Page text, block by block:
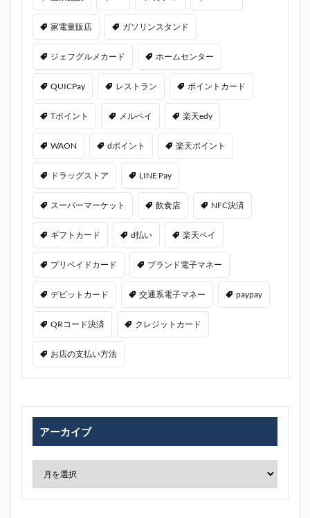
家電量販店 ガソリンスタンド
ジェフグルメカード ホームセンター
QUICPay レストラン ポイントカード
Tポイント メルペイ 楽天edy
WAON dポイント 楽天ポイント
ドラッグストア LINE Pay
スーパーマーケット 飲食店 NFC決済
ギフトカード d払い 楽天ペイ
プリペイドカード ブランド電子マネー
デビットカード 交通系電子マネー paypay
QRコード決済 クレジットカード
お店の支払い方法
アーカイブ